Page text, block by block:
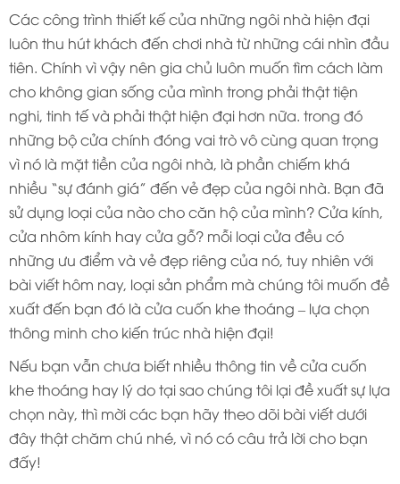
Các công trình thiết kế của những ngôi nhà hiện đại
luôn thu hút khách đến chơi nhà từ những cái nhìn đầu
tiên. Chính vì vậy nên gia chủ luôn muốn tìm cách làm
cho không gian sống của mình trong phải thật tiện
nghi, tinh tế và phải thật hiện đại hơn nữa. trong đó
những bộ cửa chính đóng vai trò vô cùng quan trọng
vì nó là mặt tiền của ngôi nhà, là phần chiếm khá
nhiều “sự đánh giá” đến vẻ đẹp của ngôi nhà. Bạn đã
sử dụng loại của nào cho căn hộ của mình? Cửa kính,
cửa nhôm kính hay cửa gỗ? mỗi loại cửa đều có
những ưu điểm và vẻ đẹp riêng của nó, tuy nhiên với
bài viết hôm nay, loại sản phẩm mà chúng tôi muốn đề
xuất đến bạn đó là cửa cuốn khe thoáng – lựa chọn
thông minh cho kiến trúc nhà hiện đại!
Nếu bạn vẫn chưa biết nhiều thông tin về cửa cuốn
khe thoáng hay lý do tại sao chúng tôi lại đề xuất sự lựa
chọn này, thì mời các bạn hãy theo dõi bài viết dưới
đây thật chăm chú nhé, vì nó có câu trả lời cho bạn
đấy!